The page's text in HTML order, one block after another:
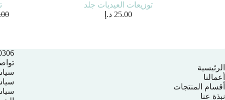
توزيعات العيديات جلد
25.00 د.إ
الرئيسية
أعمالنا
أقسام المنتجات
نبذة عنا